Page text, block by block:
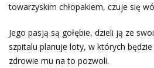
towarzyskim chłopakiem, czuje się
Jego pasją są gołębie, dzieli ją ze
szpitalu planuje loty, w których będzie
zdrowie mu na to pozwoli.